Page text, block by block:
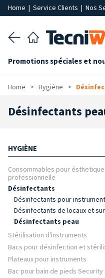
Home | Service Clients | Nos
Promotions spéciales et
Home Hygiène
Désinfectants
HYGIÈNE
Consommables pour ésthetique
professionnelle
Désinfectants
Désinfectants pour
Désinfectants de locaux et
Désinfectants peau
Stérilisation d'instruments
Bacs pour désinfection et
Plateaux pour instruments
Bac pour bain de pieds Security